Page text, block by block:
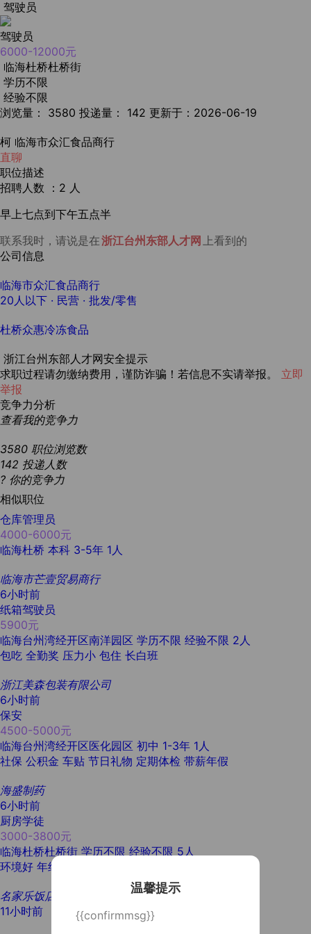
驾驶员
驾驶员
6000-12000元
临海杜桥杜桥街
学历不限
经验不限
浏览量： 3580 投递量： 142 更新于：2026-06-19
柯 临海市众汇食品商行
直聊
职位描述
招聘人数 ：2 人
早上七点到下午五点半
联系我时，请说是在浙江台州东部人才网 上看到的
公司信息
临海市众汇食品商行
20人以下 · 民营 · 批发/零售
杜桥众惠冷冻食品
浙江台州东部人才网安全提示
求职过程请勿缴纳费用，谨防诈骗！若信息不实请举报。 立即
举报
竞争力分析
查看我的竞争力
3580 职位浏览数
142 投递人数
? 你的竞争力
相似职位
仓库管理员
4000-6000元
临海杜桥 本科 3-5年 1人
临海市芒壹贸易商行
6小时前
纸箱驾驶员
5900元
临海台州湾经开区南洋园区 学历不限 经验不限 2人
包吃 全勤奖 压力小 包住 长白班
浙江美森包装有限公司
6小时前
保安
4500-5000元
临海台州湾经开区医化园区 初中 1-3年 1人
社保 公积金 车贴 节日礼物 定期体检 带薪年假
海盛制药
6小时前
厨房学徒
3000-3800元
临海杜桥杜桥街 学历不限 经验不限 5人
环境好 年终奖
名家乐饭店
11小时前
温馨提示
{{confirmmsg}}